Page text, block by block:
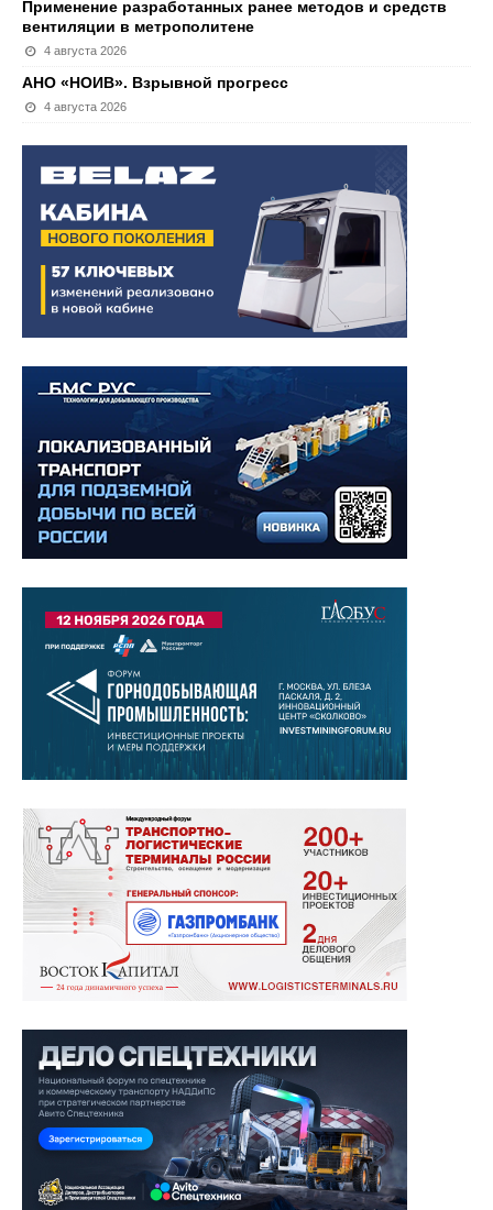
Применение разработанных ранее методов и средств
вентиляции в метрополитене
4 августа 2026
АНО «НОИВ». Взрывной прогресс
4 августа 2026